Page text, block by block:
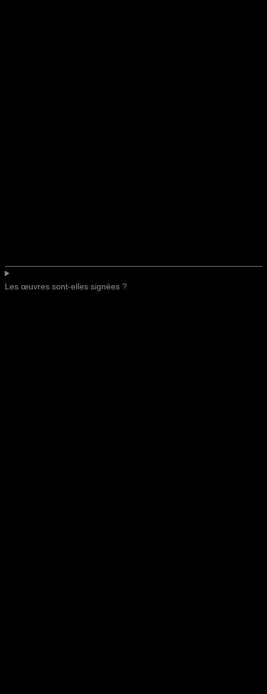
Les œuvres sont-elles signées ?